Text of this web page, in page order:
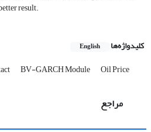
result.
کلیدواژه‌ها English
BV-GARCH Module Oil Price
مراجع